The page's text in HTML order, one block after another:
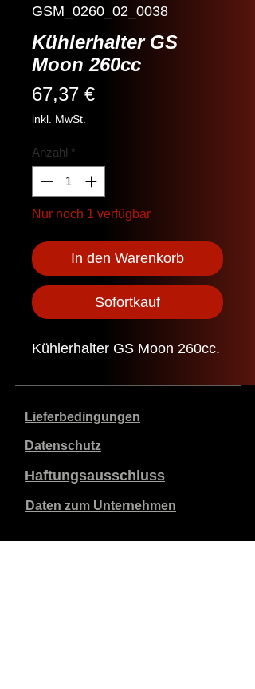
GSM_0260_02_0038
Kühlerhalter GS
Moon 260cc
67,37 €Preis
inkl. MwSt.
Anzahl *
Nur noch 1 verfügbar
In den Warenkorb
Sofortkauf
Kühlerhalter GS Moon 260cc.
Lieferbedingungen
Datenschutz
Haftungsausschluss
Daten zum Unternehmen